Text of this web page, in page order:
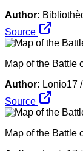
Author:
Source
Map of the Battle
Author: Lonio17
Source
Map of the Battle